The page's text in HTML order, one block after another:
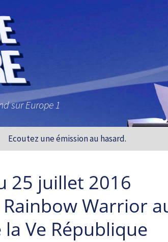
sur Europe 1
Ecoutez une émission au hasard.
25 juillet 2016
Rainbow Warrior
Ve République